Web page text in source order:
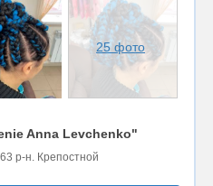
25 фото
Anna Levchenko"
р-н. Крепостной